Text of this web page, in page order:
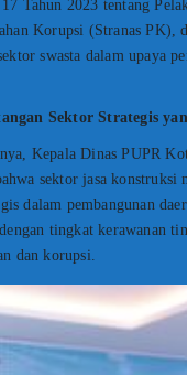
Tahun 2023 tentang
Korupsi (Stranas PK),
swasta dalam upaya
Sektor Strategis
Kepala Dinas PUPR
sektor jasa konstruksi
dalam pembangunan
tingkat kerawanan
dan korupsi.